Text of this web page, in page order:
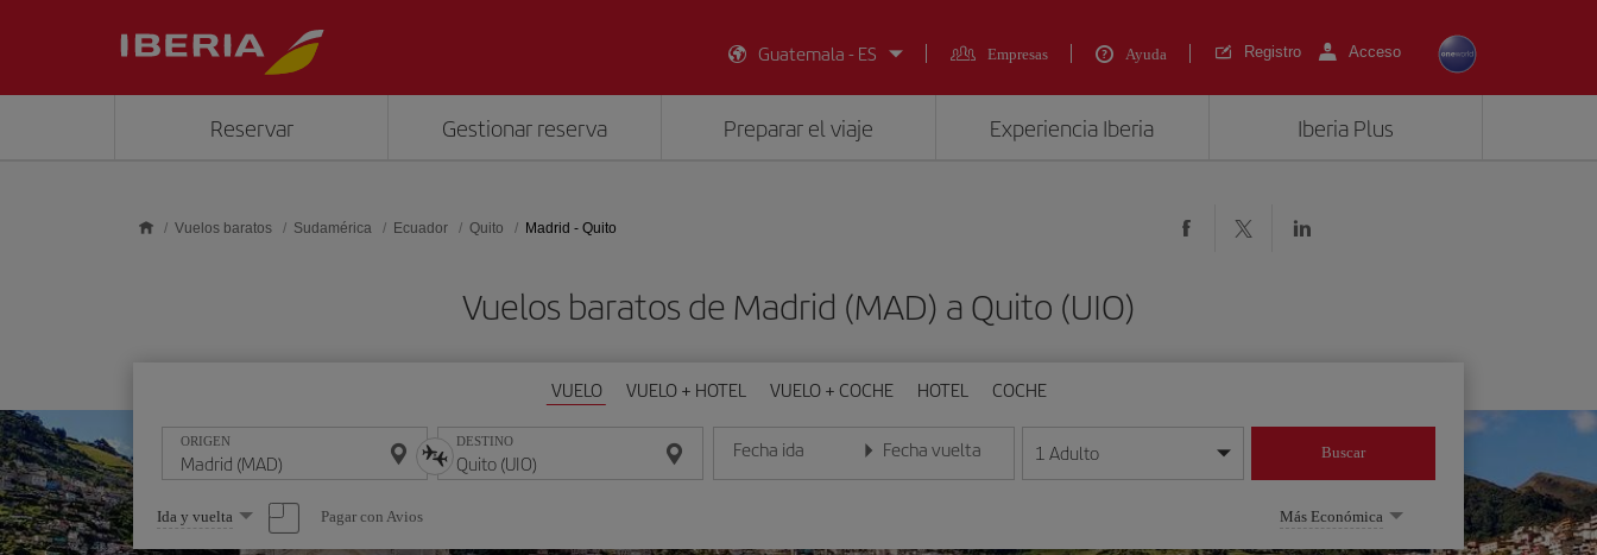
Guatemala - ES
Empresas Ayuda Registro Acceso
Reservar Gestionar reserva Preparar el viaje Experiencia Iberia Iberia Plus
Vuelos baratos Sudamérica Ecuador Quito Madrid - Quito
Vuelos baratos de Madrid (MAD) a Quito (UIO)
VUELO VUELO + HOTEL VUELO + COCHE HOTEL COCHE
ORIGEN DESTINO Fecha ida
Introduce la fecha en formato día/mes/año
Fecha vuelta
Introduce la fecha en formato día/mes/año
1 Adulto Buscar
Seleccione
una
Ida y vuelta Pagar con Avios Más Económica